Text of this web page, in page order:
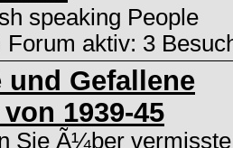
speaking People
Forum aktiv: 3
und Gefallene
1939-45
Sie Ã¼ber vermisste